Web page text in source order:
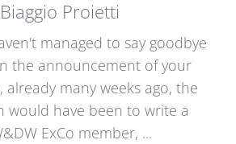
Proietti
managed to say goodbye
the announcement of your
many weeks ago, the
would have been to write a
ExCo member, ...